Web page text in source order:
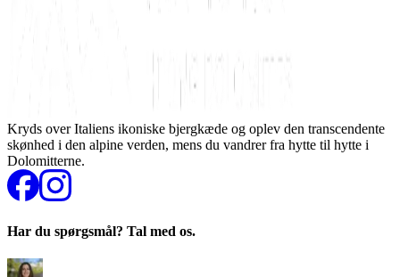
Kryds over Italiens ikoniske bjergkæde og oplev den transcendente
skønhed i den alpine verden, mens du vandrer fra hytte til hytte i
Dolomitterne.
Har du spørgsmål? Tal med os.